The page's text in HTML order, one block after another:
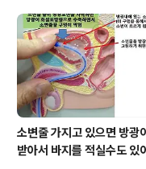
소변줄 가지고 있으면 방광
받아서 바지를 적실수도 있